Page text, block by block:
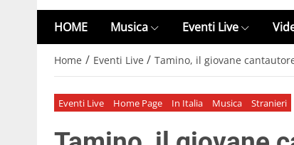
HOME Musica Eventi Live
Home / Eventi Live / Tamino, il giovane
Eventi Live Home Page In Italia Musica Stranieri